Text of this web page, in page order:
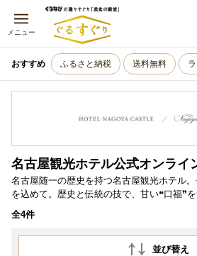
メニュー
おすすめ ふるさと納税 送料無料
名古屋観光ホテル公式オンライ
名古屋随一の歴史を持つ名古屋観光ホテル
を込めて。歴史と伝統の技で、甘い❝口福❞を
全4件
並び替え